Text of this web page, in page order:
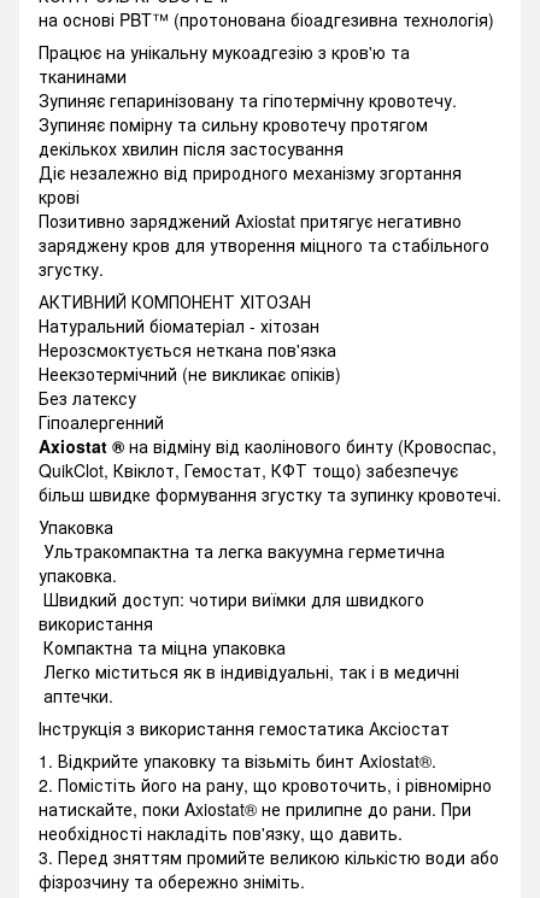
на основі PBT™ (протонована біоадгезивна технологія)
Працює на унікальну мукоадгезію з кров'ю та
тканинами
Зупиняє гепаринізовану та гіпотермічну кровотечу.
Зупиняє помірну та сильну кровотечу протягом
декількох хвилин після застосування
Діє незалежно від природного механізму згортання
крові
Позитивно заряджений Axiostat притягує негативно
заряджену кров для утворення міцного та стабільного
згустку.
АКТИВНИЙ КОМПОНЕНТ ХІТОЗАН
Натуральний біоматеріал - хітозан
Нерозсмоктується неткана пов'язка
Неекзотермічний (не викликає опіків)
Без латексу
Гіпоалергенний
Axiоstat ® на відміну від каолінового бинту (Кровоспас,
QuikClot, Квіклот, Гемостат, КФТ тощо) забезпечує
більш швидке формування згустку та зупинку кровотечі.
Упаковка
Ультракомпактна та легка вакуумна герметична
упаковка.
Швидкий доступ: чотири виїмки для швидкого
використання
Компактна та міцна упаковка
Легко міститься як в індивідуальні, так і в медичні
аптечки.
Інструкція з використання гемостатика Аксіостат
1. Відкрийте упаковку та візьміть бинт Axiоstat®.
2. Помістіть його на рану, що кровоточить, і рівномірно
натискайте, поки Axiоstat® не прилипне до рани. При
необхідності накладіть пов'язку, що давить.
3. Перед зняттям промийте великою кількістю води або
фізрозчину та обережно зніміть.